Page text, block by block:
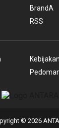
BrandA
RSS
© 2026